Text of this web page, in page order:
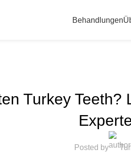
Behandlungen
Turkey
Posted by